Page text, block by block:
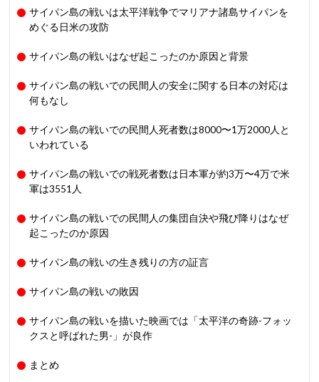
サイパン島の戦いは太平洋戦争でマリアナ諸島サイパンを
めぐる日米の攻防
サイパン島の戦いはなぜ起こったのか原因と背景
サイパン島の戦いでの民間人の安全に関する日本の対応は
何もなし
サイパン島の戦いでの民間人死者数は8000〜1万2000人と
いわれている
サイパン島の戦いでの戦死者数は日本軍が約3万〜4万で米
軍は3551人
サイパン島の戦いでの民間人の集団自決や飛び降りはなぜ
起こったのか原因
サイパン島の戦いの生き残りの方の証言
サイパン島の戦いの敗因
サイパン島の戦いを描いた映画では「太平洋の奇跡-フォッ
クスと呼ばれた男-」が良作
まとめ